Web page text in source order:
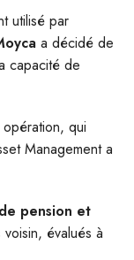
utilisé par
a décidé de
capacité de
qui
Management a
pension et
évalués à